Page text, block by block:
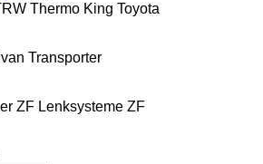
Thermo King Toyota
Transporter
ZF Lenksysteme ZF